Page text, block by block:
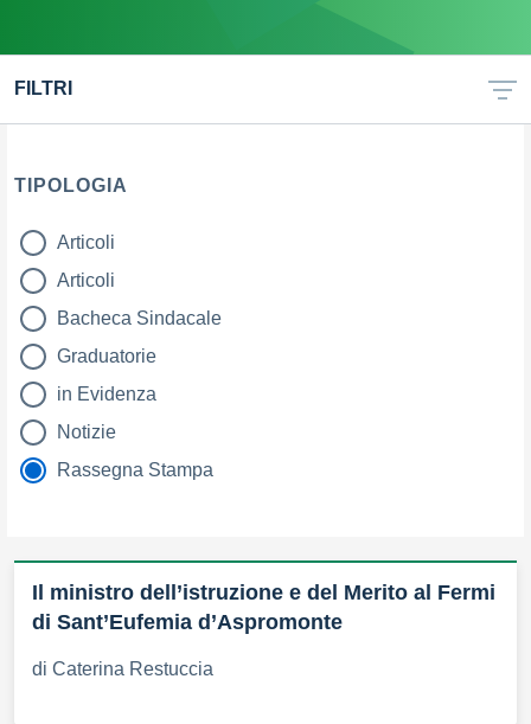
FILTRI
TIPOLOGIA
tipologia di articoli
Articoli
Articoli
Bacheca Sindacale
Graduatorie
in Evidenza
Notizie
Rassegna Stampa
Il ministro dell’istruzione e del Merito al Fermi
di Sant’Eufemia d’Aspromonte
di Caterina Restuccia